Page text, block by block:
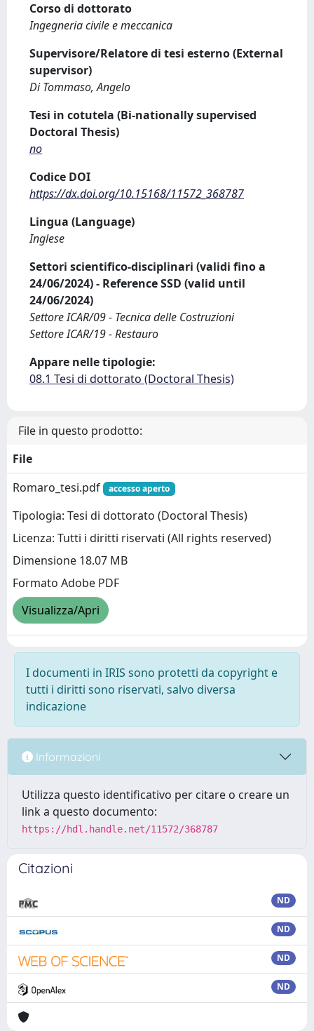
Corso di dottorato
Ingegneria civile e meccanica
Supervisore/Relatore di tesi esterno (External
supervisor)
Di Tommaso, Angelo
Tesi in cotutela (Bi-nationally supervised
Doctoral Thesis)
no
Codice DOI
https://dx.doi.org/10.15168/11572_368787
Lingua (Language)
Inglese
Settori scientifico-disciplinari (validi fino a
24/06/2024) - Reference SSD (valid until
24/06/2024)
Settore ICAR/09 - Tecnica delle Costruzioni
Settore ICAR/19 - Restauro
Appare nelle tipologie:
08.1 Tesi di dottorato (Doctoral Thesis)
File in questo prodotto:
File
Romaro_tesi.pdf
accesso aperto
Tipologia: Tesi di dottorato (Doctoral Thesis)
Licenza: Tutti i diritti riservati (All rights reserved)
Dimensione 18.07 MB
Formato Adobe PDF
Visualizza/Apri
I documenti in IRIS sono protetti da copyright e
tutti i diritti sono riservati, salvo diversa
indicazione
Informazioni
Utilizza questo identificativo per citare o creare un
link a questo documento:
https://hdl.handle.net/11572/368787
Citazioni
ND
ND
ND
ND